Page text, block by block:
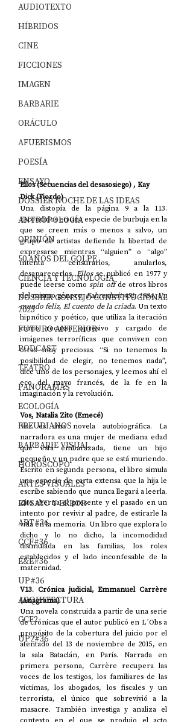
AUDIOTEXTO
HÍBRIDOS
CINE
FICCIONES
IMAGEN
BARBARIE
ORÁCULO
AFUERISMOS
POESÍA
ENSAYO
DOSSIER NOCHE DE LAS IDEAS
ANTROPOLOGÍA
OPINIÓN
50 AÑOS DEL GOLPE
CIENCIA Y TECNOLOGÍA
DOSSIER CONSEJO CONSTITUCIONAL
2023
FUTURO ANTERIOR
PODCAST
TEATRO
PANORAMAS
ECOLOGÍA
FREUDIANOS
BARBARIE VISUAL
HORÓSCOPO
ARTES VISUALES
ENSAYO Y ERROR
ART#36
CCF#36
E&E#36
UP#36
ARQUITECTURA
CCF2
UP2#36
Ellos (Secuencias del desasosiego) , Kay
Dick (Fiordo)
Una distopía de la página 9 a la 113.
Escondidos en una especie de burbuja en la
que se creen más o menos a salvo, un
grupo de artistas defiende la libertad de
expresarse mientras “alguien” o “algo”
intenta censurarlos, anularlos,
desaparecerlos. Ellos se publicó en 1977 y
puede leerse como spin off de otros libros
del mismo género: Fahrenheit 451, 1984, Un
mundo feliz, El cuento de la criada. Un texto
hipnótico y poético, que utiliza la iteración
como recurso opresivo y cargado de
imágenes terroríficas que conviven con
otras muy preciosas. “Si no tenemos la
posibilidad de elegir, no tenemos nada”,
dice uno de los personajes, y leemos ahí el
eco del mayo francés, de la fe en la
imaginación y la revolución.
Vos, Natalia Zito (Emecé)
Vos es una novela autobiográfica. La
narradora es una mujer de mediana edad
que está embarazada, tiene un hijo
pequeño y un padre que se está muriendo.
Escrito en segunda persona, el libro simula
una especie de carta extensa que la hija le
escribe sabiendo que nunca llegará a leerla.
Zito alterna el presente y el pasado en un
intento por revivir al padre, de estirarle la
vida en la memoria. Un libro que explora lo
dicho y lo no dicho, la incomodidad
disimulada en las familias, los roles
establecidos y el lado inconfesable de la
maternidad.
V13. Crónica judicial, Emmanuel Carrère
(Anagrama)
Una novela construida a partir de una serie
de crónicas que el autor publicó en L´Obs a
propósito de la cobertura del juicio por el
atentado del 13 de noviembre de 2015, en
la sala Bataclán, en París. Narrada en
primera persona, Carrère recupera las
voces de los testigos, los familiares de las
víctimas, los abogados, los fiscales y un
terrorista, el único que sobrevivió a la
masacre. También investiga y analiza el